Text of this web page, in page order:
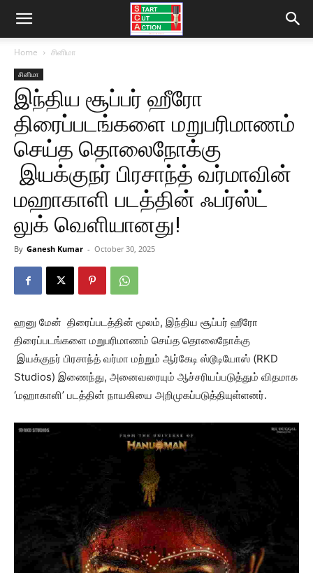
Home சினிமா
சினிமா
இந்திய சூப்பர் ஹீரோ
திரைப்படங்களை மறுபரிமாணம்
செய்த தொலைநோக்கு
இயக்குநர் பிரசாந்த் வர்மாவின்
மஹாகாளி படத்தின் ஃபர்ஸ்ட்
லுக் வெளியானது!
By Ganesh Kumar - October 30, 2025
ஹனு மேன் திரைப்படத்தின் மூலம், இந்திய சூப்பர் ஹீரோ
திரைப்படங்களை மறுபரிமாணம் செய்த தொலைநோக்கு
இயக்குநர் பிரசாந்த் வர்மா மற்றும் ஆர்கேடி ஸ்டூடியோஸ் (RKD
Studios) இணைந்து, அனைவரையும் ஆச்சரியப்படுத்தும் விதமாக
‘மஹாகாளி’ படத்தின் நாயகியை அறிமுகப்படுத்தியுள்ளனர்.